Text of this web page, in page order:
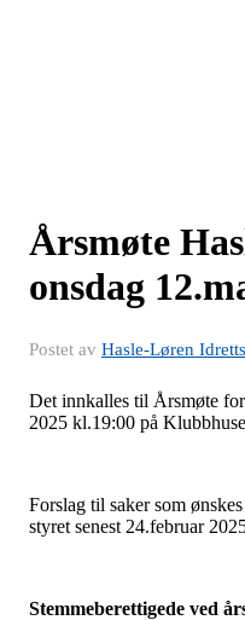
Årsmøte
onsdag
Postet av Hasle-Løren
Det innkalles til Årsmøte
2025 kl.19:00 på
Forslag til saker som
styret senest 24.februar
Stemmeberettigede ved